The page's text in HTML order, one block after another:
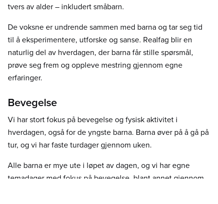
tvers av alder – inkludert småbarn.
De voksne er undrende sammen med barna og tar seg tid
til å eksperimentere, utforske og sanse. Realfag blir en
naturlig del av hverdagen, der barna får stille spørsmål,
prøve seg frem og oppleve mestring gjennom egne
erfaringer.
Bevegelse
Vi har stort fokus på bevegelse og fysisk aktivitet i
hverdagen, også for de yngste barna. Barna øver på å gå på
tur, og vi har faste turdager gjennom uken.
Alle barna er mye ute i løpet av dagen, og vi har egne
temadager med fokus på bevegelse, blant annet gjennom